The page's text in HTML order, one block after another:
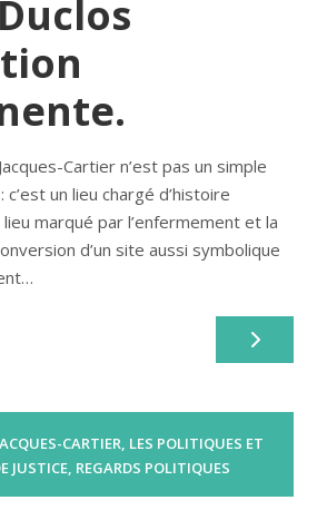
Cartier n’est pas un simple
un lieu chargé d’histoire
marqué par l’enfermement et la
d’un site aussi symbolique
CARTIER, LES POLITIQUES ET
JUSTICE, REGARDS POLITIQUES